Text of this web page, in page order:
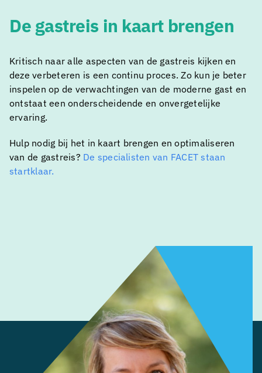
De gastreis in kaart brengen
Kritisch naar alle aspecten van de gastreis kijken en
deze verbeteren is een continu proces. Zo kun je beter
inspelen op de verwachtingen van de moderne gast en
ontstaat een onderscheidende en onvergetelijke
ervaring.
Hulp nodig bij het in kaart brengen en optimaliseren
van de gastreis? De specialisten van FACET staan
startklaar.